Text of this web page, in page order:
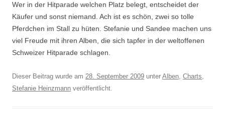
Wer in der Hitparade welchen Platz belegt, entscheidet der
Käufer und sonst niemand. Ach ist es schön, zwei so tolle
Pferdchen im Stall zu hüten. Stefanie und Sandee machen uns
viel Freude mit ihren Alben, die sich tapfer in der weltoffenen
Schweizer Hitparade schlagen.
Dieser Beitrag wurde am 28. September 2009 unter Alben, Charts,
Stefanie Heinzmann veröffentlicht.